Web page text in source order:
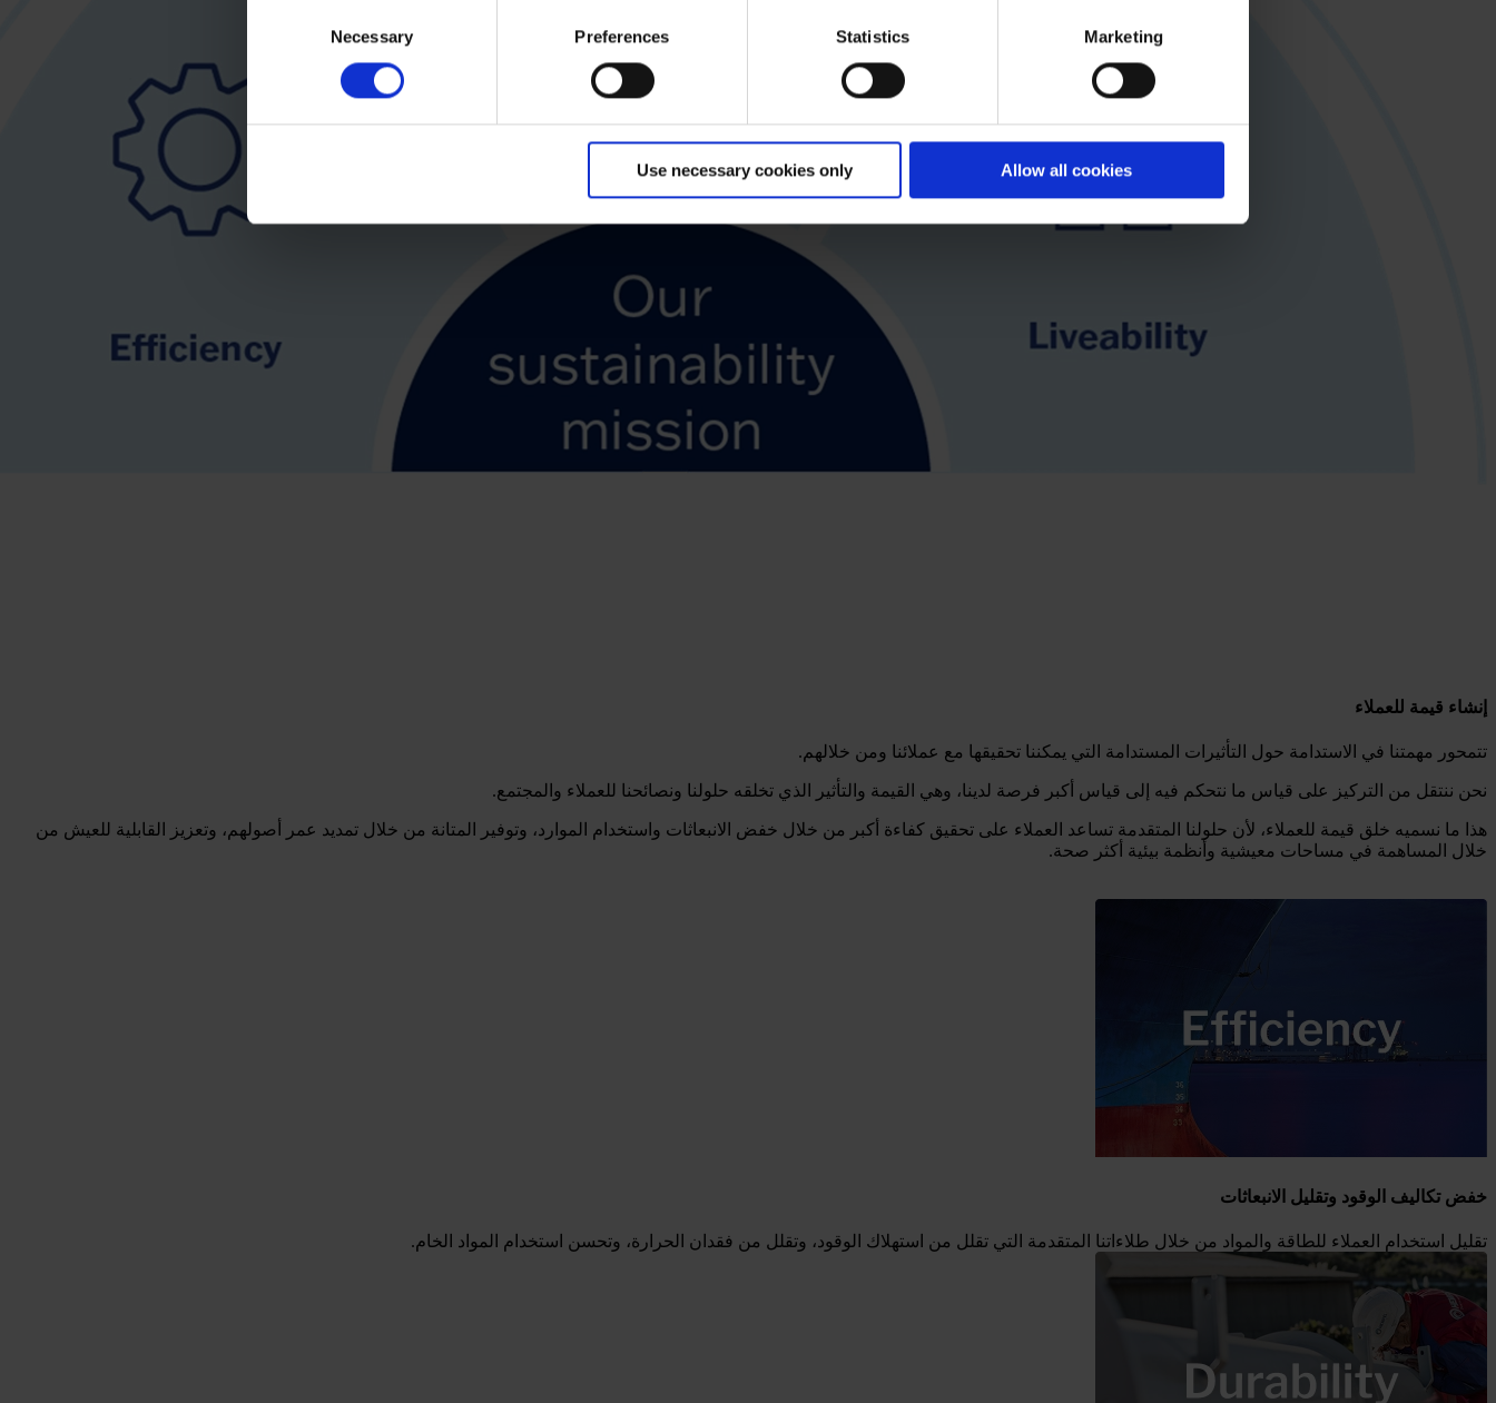
Necessary Preferences Statistics Marketing
Use necessary cookies only Allow all cookies
إنشاء قيمة للعملاء
تتمحور مهمتنا في الاستدامة حول التأثيرات المستدامة التي يمكننا تحقيقها مع عملائنا ومن خلالهم.
نحن ننتقل من التركيز على قياس ما نتحكم فيه إلى قياس أكبر فرصة لدينا، وهي القيمة والتأثير الذي تخلقه حلولنا ونصائحنا للعملاء والمجتمع.
هذا ما نسميه خلق قيمة للعملاء، لأن حلولنا المتقدمة تساعد العملاء على تحقيق كفاءة أكبر من خلال خفض الانبعاثات واستخدام الموارد، وتوفير المتانة من خلال تمديد عمر أصولهم، وتعزيز القابلية للعيش من
خلال المساهمة في مساحات معيشية وأنظمة بيئية أكثر صحة.
خفض تكاليف الوقود وتقليل الانبعاثات
تقليل استخدام العملاء للطاقة والمواد من خلال طلاءاتنا المتقدمة التي تقلل من استهلاك الوقود، وتقلل من فقدان الحرارة، وتحسن استخدام المواد الخام.